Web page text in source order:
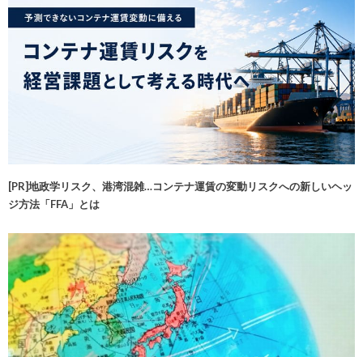
[PR]地政学リスク、港湾混雑…コンテナ運賃の変動リスクへの新しいヘッ
ジ方法「FFA」とは